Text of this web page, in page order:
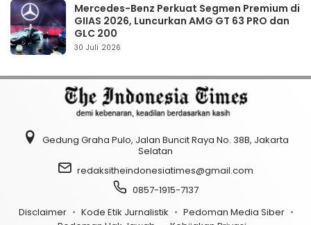
Mercedes-Benz Perkuat Segmen Premium di
GIIAS 2026, Luncurkan AMG GT 63 PRO dan
GLC 200
30 Juli 2026
Gedung Graha Pulo, Jalan Buncit Raya No. 38B, Jakarta
Selatan
redaksitheindonesiatimes@gmail.com
0857-1915-7137
Disclaimer
Kode Etik Jurnalistik
Pedoman Media Siber